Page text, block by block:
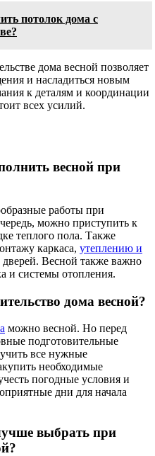
потолок дома с
дома весной позволяет
и насладиться новым
к деталям и координации
всех усилий.
весной при
работы при
можно приступить к
теплого пола. Также
каркаса, утеплению и
дверей. Весной также важно
и системы отопления.
дома весной?
можно весной. Но перед
подготовительные
все нужные
необходимые
погодные условия и
дни для начала
выбрать при